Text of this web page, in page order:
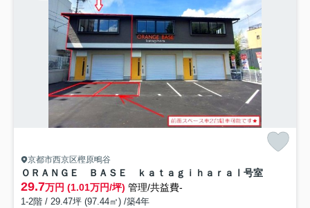
京都市西京区樫原鴫谷
ＯＲＡＮＧＥ ＢＡＳＥ ｋａｔａｇｉｈａｒａ Ⅰ号室
29.7万円 (1.01万円/坪) 管理/共益費-
1-2階 / 29.47坪 (97.44㎡) /築4年